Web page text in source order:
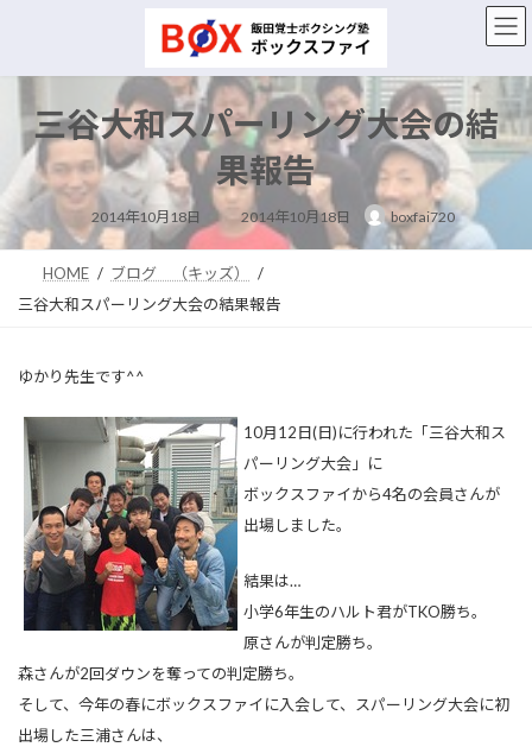
ン
ー
三谷大和スパーリング大会の結
果報告
2014年10月18日
最
終
更
新
時
2014年10月18日 boxfai720
HOME
ブログ （キッズ）
三谷大和スパーリング大会の結果報告
ゆかり先生です^^
10月12日(日)に行われた「三谷大和ス
パーリング大会」に
ボックスファイから4名の会員さんが
出場しました。
結果は…
小学6年生のハルト君がTKO勝ち。
原さんが判定勝ち。
森さんが2回ダウンを奪っての判定勝ち。
そして、今年の春にボックスファイに入会して、スパーリング大会に初
出場した三浦さんは、